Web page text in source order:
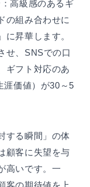
高級感のあるギ
の組み合わせに
に昇華します。
せ、SNSでの口
ギフト対応のあ
涯価値）が30～5
する瞬間」の体
顧客に失望を与
高いです。一